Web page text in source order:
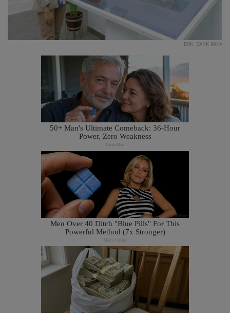
DOK. BANK RAYA